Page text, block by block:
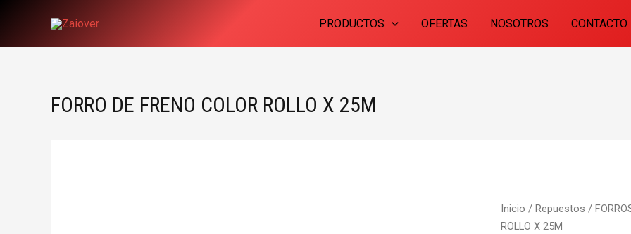
PRODUCTOS OFERTAS NOSOTROS CONTACTO
FORRO DE FRENO COLOR ROLLO X 25M
Inicio / Repuestos /
ROLLO X 25M